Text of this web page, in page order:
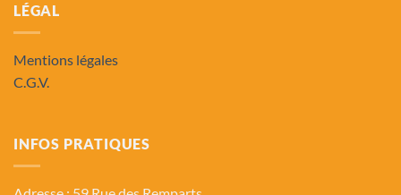
LÉGAL
Mentions légales
C.G.V.
INFOS PRATIQUES